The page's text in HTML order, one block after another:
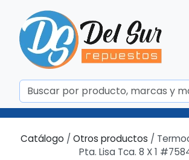
Catálogo / Otros productos /
Pta. Lisa Tca. 8 X 1